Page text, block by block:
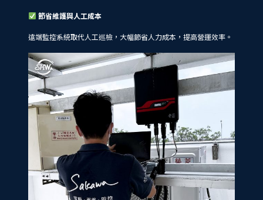
節省維護與人工成本
遠端監控系統取代人工巡檢，大幅節省人力成本，提高營運效率。